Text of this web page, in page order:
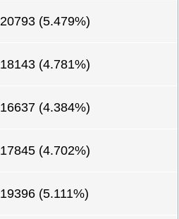
20793 (5.479%)
18143 (4.781%)
16637 (4.384%)
17845 (4.702%)
19396 (5.111%)